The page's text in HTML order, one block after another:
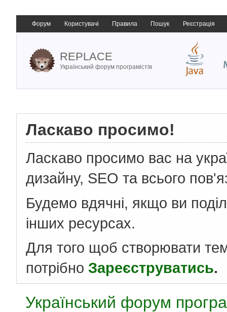
Форум Користувачі Правила Пошук Реєстрація
REPLACE
Український форум програмістів
Ласкаво просимо!
Ласкаво просимо вас на
дизайну, SEO та всього
Будемо вдячні, якщо ви
інших ресурсах.
Для того щоб створювати
потрібно Зареєструватись.
Український форум